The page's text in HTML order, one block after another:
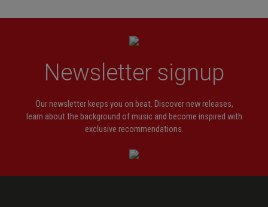
Newsletter signup
Our newsletter keeps you on beat. Discover new releases,
learn about the background of music and become inspired with
exclusive recommendations.